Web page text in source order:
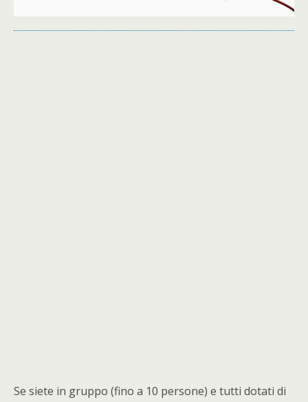
Se siete in gruppo (fino a 10 persone) e tutti dotati di